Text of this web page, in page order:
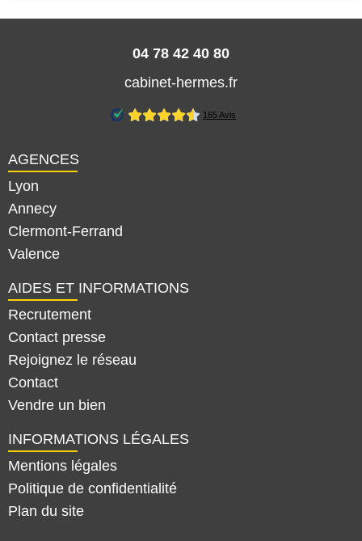
04 78 42 40 80
cabinet-hermes.fr
AGENCES
Lyon
Annecy
Clermont-Ferrand
Valence
AIDES ET INFORMATIONS
Recrutement
Contact presse
Rejoignez le réseau
Contact
Vendre un bien
INFORMATIONS LÉGALES
Mentions légales
Politique de confidentialité
Plan du site